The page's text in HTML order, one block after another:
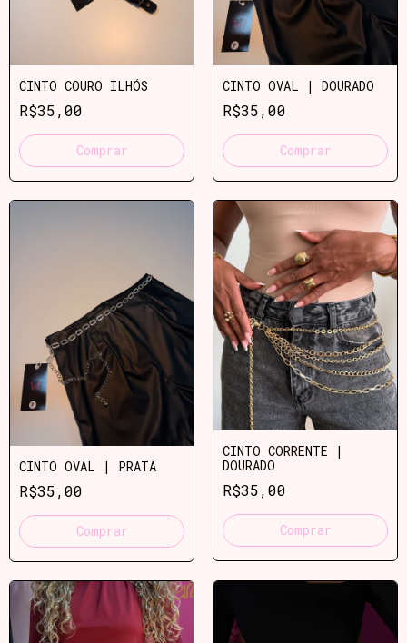
CINTO COURO ILHÓS
R$35,00
Comprar
CINTO OVAL | DOURADO
R$35,00
Comprar
CINTO OVAL | PRATA
R$35,00
Comprar
CINTO CORRENTE |
DOURADO
R$35,00
Comprar